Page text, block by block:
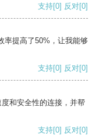
支持[0] 反对[0]
率提高了50%，让我能够
支持[0] 反对[0]
和安全性的连接，并帮
支持[0] 反对[0]